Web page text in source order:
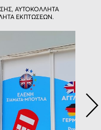
ΑΥΤΟΚΟΛΛΗΤΑ
ΕΚΠΤΩΣΕΩΝ.